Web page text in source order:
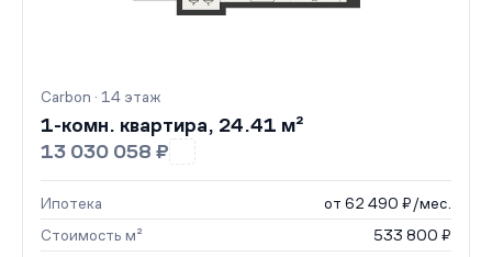
Carbon · 14 этаж
1-комн. квартира, 24.41 м²
13 030 058 ₽
Ипотека
от 62 490 ₽/мес.
Стоимость м²
533 800 ₽